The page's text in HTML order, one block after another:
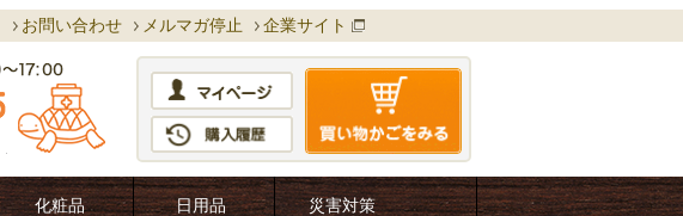
お問い合わせ メルマガ停止 企業サイト
化粧品 日用品 災害対策